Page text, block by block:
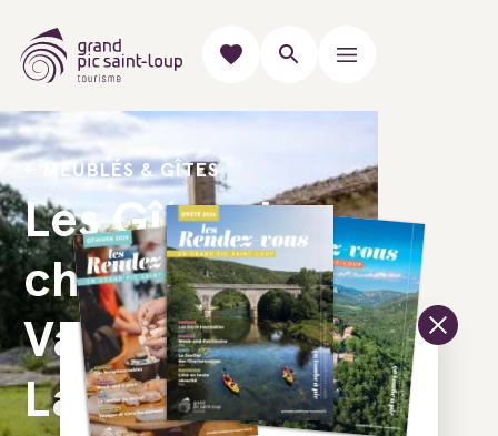
MEUBLÉS & GÎTES
Les Gîtes du
château de
Valflaunès -
La Ferme